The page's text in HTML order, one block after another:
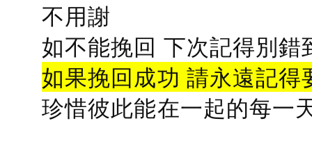
不用謝
如不能挽回 下次記得別錯
如果挽回成功 請永遠記得
珍惜彼此能在一起的每一